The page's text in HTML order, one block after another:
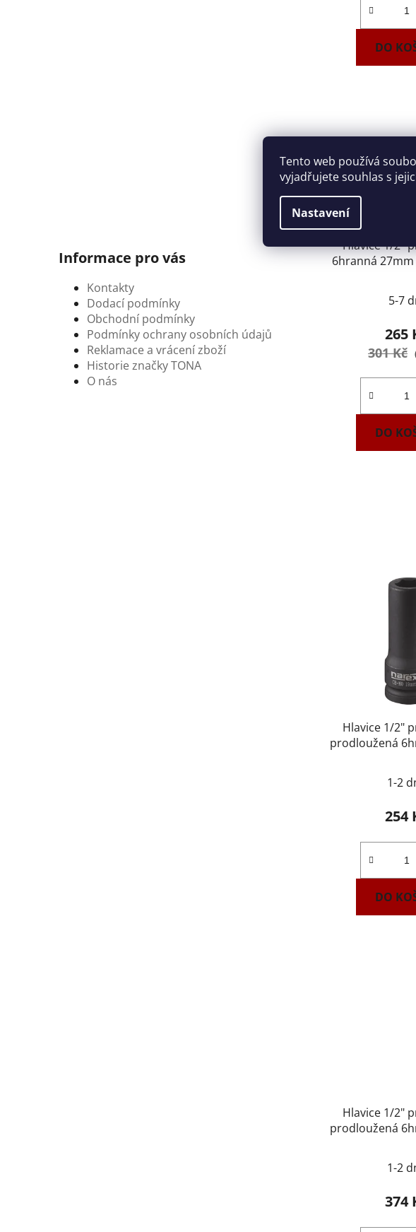
Tento web používá
vyjadřujete souhlas s
Nastavení
Informace pro vás
Kontakty
Dodací podmínky
Obchodní podmínky
Podmínky ochrany osobních údajů
Reklamace a vrácení zboží
Historie značky TONA
O nás
DO
Hlavice 1/2"
6hranná
5-7
265
301 Kč
DO
Hlavice 1/2"
prodloužená
1-2
254
DO
Hlavice 1/2"
prodloužená
1-2
374